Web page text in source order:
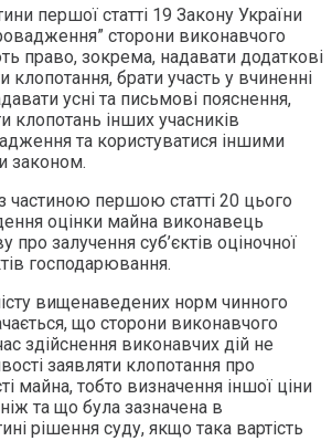
першої статті 19 Закону України
сторони виконавчого
право, зокрема, надавати додаткові
клопотання, брати участь у вчиненні
усні та письмові пояснення,
клопотань інших учасників
та користуватися іншими
законом.
частиною першою статті 20 цього
оцінки майна виконавець
про залучення суб’єктів оціночної
господарювання.
вищенаведених норм чинного
що сторони виконавчого
здійснення виконавчих дій не
заявляти клопотання про
майна, тобто визначення іншої ціни
та що була зазначена в
рішення суду, якщо така вартість